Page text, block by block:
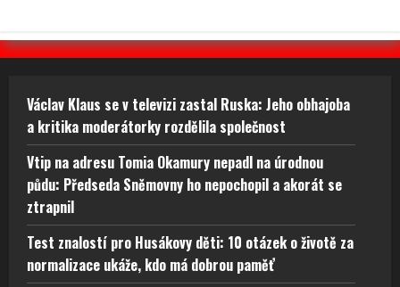
Václav Klaus se v televizi zastal Ruska: Jeho obhajoba
a kritika moderátorky rozdělila společnost
Vtip na adresu Tomia Okamury nepadl na úrodnou
půdu: Předseda Sněmovny ho nepochopil a akorát se
ztrapnil
Test znalostí pro Husákovy děti: 10 otázek o životě za
normalizace ukáže, kdo má dobrou paměť